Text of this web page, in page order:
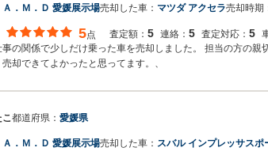
Ａ．Ｍ．Ｄ 愛媛展示場売却した車： マツダ アクセラ売却時期
5点 査定額： 5 連絡： 5 査定対応： 5
事の関係で少しだけ乗った車を売却しました。 担当の方の
却できてよかったと思ってます。、
こ都道府県： 愛媛県
Ａ．Ｍ．Ｄ 愛媛展示場売却した車： スバル インプレッサスポ